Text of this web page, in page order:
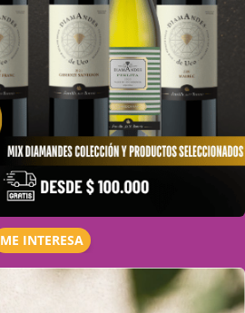
ME INTERESA